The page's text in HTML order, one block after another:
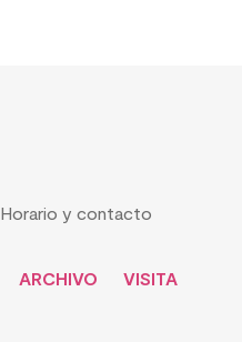
Horario y contacto
ARCHIVO VISITA